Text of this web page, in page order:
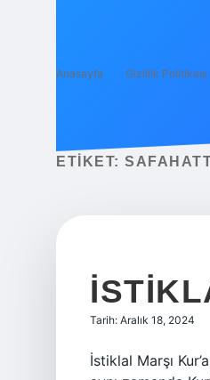
Anasayfa Gizlilik Politikası
ETIKET:
Tarih: Aralık 18, 2024
İstiklal Marşı